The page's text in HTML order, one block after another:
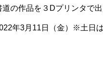
の作品を３Dプリンタで
年3月11日（金）※土日